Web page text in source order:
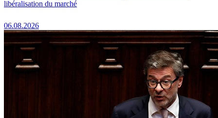
libéralisation du marché
06.08.2026